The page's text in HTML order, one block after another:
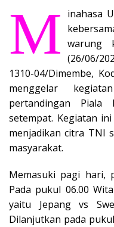
M inahasa
warung
(26/06/
1310-04/Dimembe,
menggelar
pertandingan Piala
setempat. Kegiatan
menjadikan citra TNI
masyarakat.
Memasuki pagi hari,
Pada pukul 06.00
yaitu Jepang vs
Dilanjutkan pada